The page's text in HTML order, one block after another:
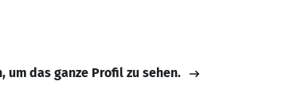
um das ganze Profil zu sehen.